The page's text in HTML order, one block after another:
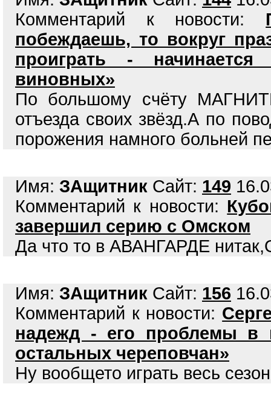
Комментарий к новости:
побеждаешь, то вокруг
проиграть -
виновных»
По большому счёту
отъезда своих звёзд.А по
порожения намного больней
Имя: ЗАщитник Сайт: 149
Комментарий к новости:
завершил серию с Омском
Да что то в АВАНГАРДЕ
Имя: ЗАщитник Сайт: 156
Комментарий к новости:
надежд - его проблемы в
остальных череповчан»
Ну вообщето играть весь